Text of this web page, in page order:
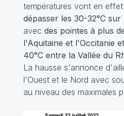
températures vont en
dépasser les 30-32°C
avec des pointes à plus
l'Aquitaine et l'Occitanie
40°C entre la Vallée du
La hausse s'annonce
l'Ouest et le Nord avec
au niveau des maximales